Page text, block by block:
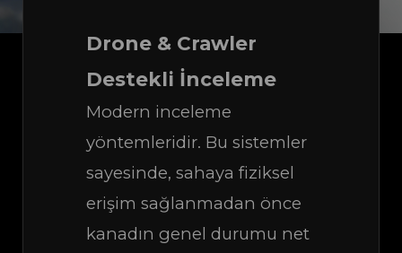
Drone & Crawler
Destekli İnceleme
Modern inceleme
yöntemleridir. Bu sistemler
sayesinde, sahaya fiziksel
erişim sağlanmadan önce
kanadın genel durumu net